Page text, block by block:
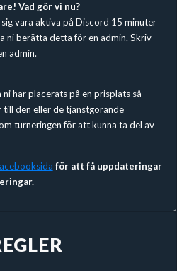
Vad gör vi nu?
vara aktiva på Discord 15 minuter
ni berätta detta för en admin. Skriv
admin.
har placerats på en prisplats så
den eller de tjänstgörande
turneringen för att kunna ta del av
för att få uppdateringar